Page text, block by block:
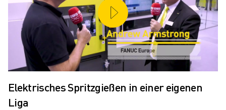
FALLBEISPIELE
LÖSUNGEN
BRANCHEN
ALLE BRANCHEN
LUFT- UND RAUMFAHRT
ELEKTRISCHE FAHRZEUGE
ELEKTRONIK
Elektrisches Spritzgießen in einer eigenen
Liga